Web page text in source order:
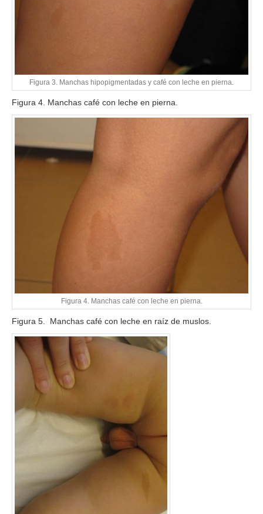
Figura 3. Manchas hipopigmentadas y café con leche en pierna.
Figura 4. Manchas café con leche en pierna.
Figura 4. Manchas café con leche en pierna.
Figura 5. Manchas café con leche en raíz de muslos.